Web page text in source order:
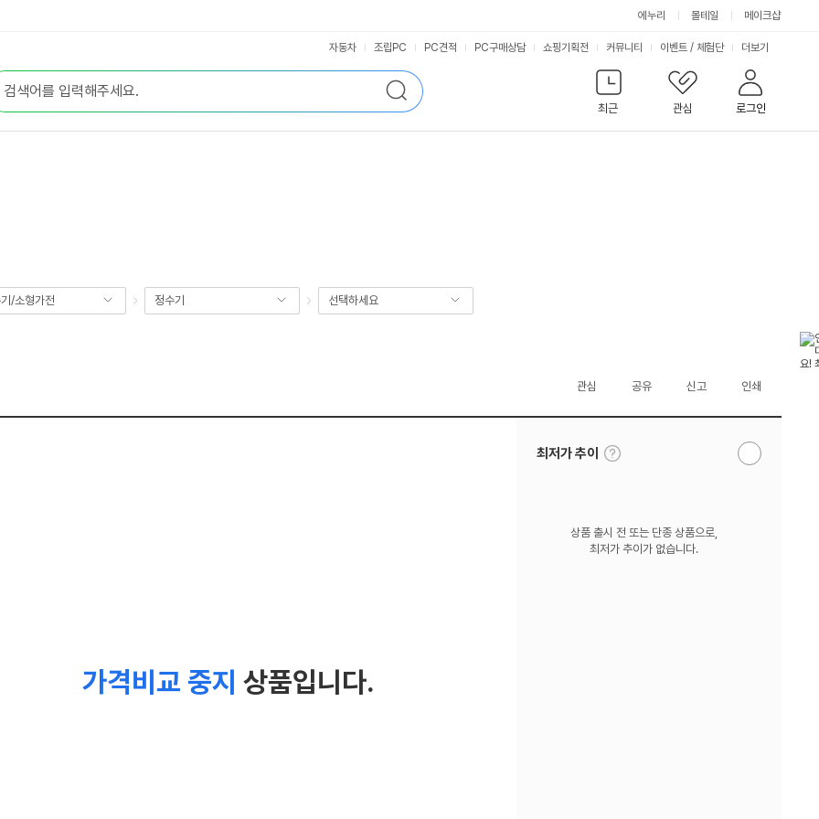
에누리 몰테일 메이크샵
검
색
최근
관심 로그인
자동차 조립PC PC견적 PC구매상담 쇼핑기획전 커뮤니티 이벤트 / 체험단 서
비
스
더보기
/소형가전 정수기 선택하세요
관심 공유 신고 인쇄
가격비교 중지 상품입니다.
최저가 추이
툴
팁
알
상품 출시 전 또는 단종 상품으로,
최저가 추이가 없습니다.